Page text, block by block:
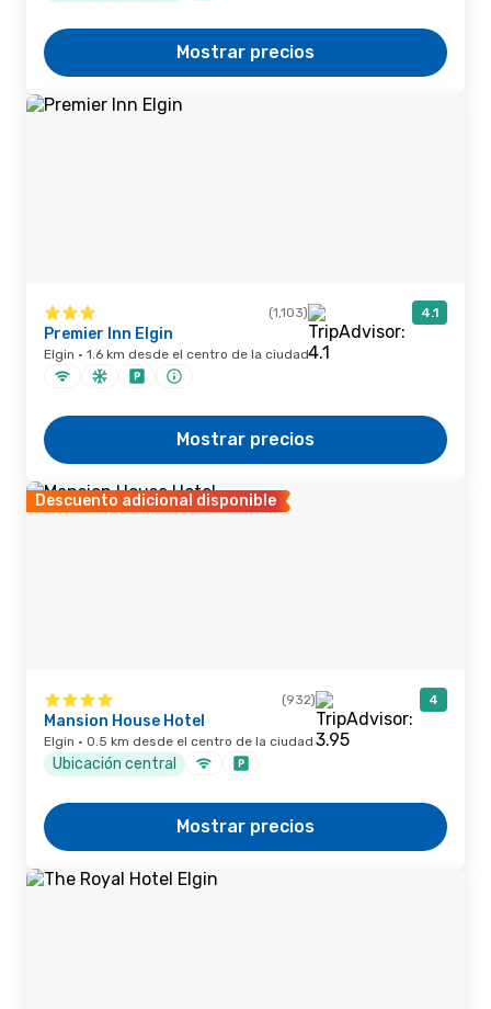
Mostrar precios
(1,103) 4.1
Premier Inn Elgin
Elgin · 1.6 km desde el centro de la ciudad
Mostrar precios
Descuento adicional disponible
(932) 4
Mansion House Hotel
Elgin · 0.5 km desde el centro de la ciudad
Ubicación central
Mostrar precios